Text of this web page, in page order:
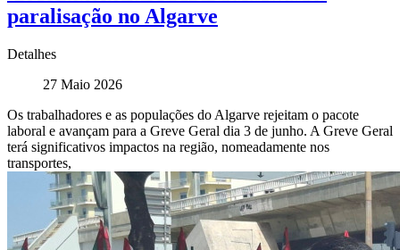
paralisação no Algarve
Detalhes
27 Maio 2026
Os trabalhadores e as populações do Algarve rejeitam o pacote
laboral e avançam para a Greve Geral dia 3 de junho. A Greve Geral
terá significativos impactos na região, nomeadamente nos
transportes,